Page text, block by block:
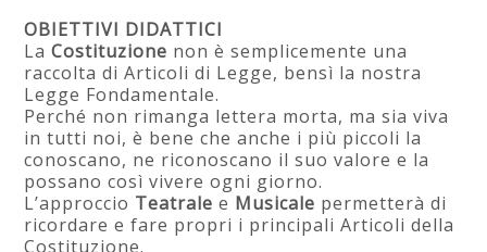
OBIETTIVI DIDATTICI
La Costituzione non è semplicemente una
raccolta di Articoli di Legge, bensì la nostra
Legge Fondamentale.
Perché non rimanga lettera morta, ma sia viva
in tutti noi, è bene che anche i più piccoli la
conoscano, ne riconoscano il suo valore e la
possano così vivere ogni giorno.
L’approccio Teatrale e Musicale permetterà di
ricordare e fare propri i principali Articoli della
Costituzione.